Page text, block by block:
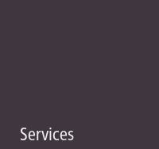
Services